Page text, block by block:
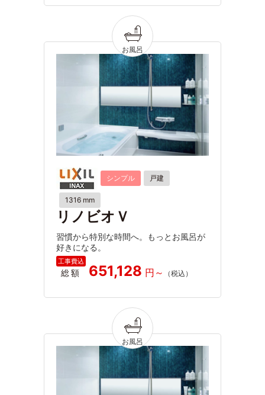
シンプル 戸建
1316 mm
リノビオＶ
習慣から特別な時間へ。もっとお風呂が
好きになる。
総額 651,128